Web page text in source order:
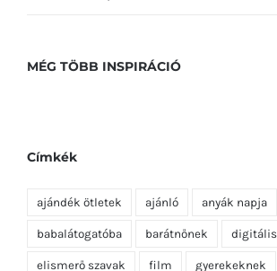
MÉG TÖBB INSPIRÁCIÓ
Címkék
ajándék ötletek ajánló anyák napja
babalátogatóba barátnőnek digitális
elismerő szavak film gyerekeknek